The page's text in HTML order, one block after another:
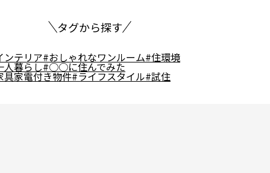
タグから探す
ンテリア#おしゃれなワンルーム#住環境
人暮らし#○○に住んでみた
具家電付き物件#ライフスタイル#試住